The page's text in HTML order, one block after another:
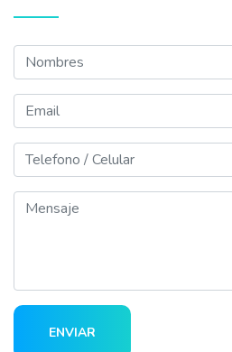
Nombres
Email
Telefono
Mensaje
ENVIAR